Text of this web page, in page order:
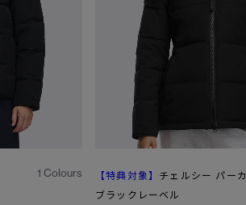
1
1 Colours 【特典対象】 チェルシー パーカ
ブラックレーベル